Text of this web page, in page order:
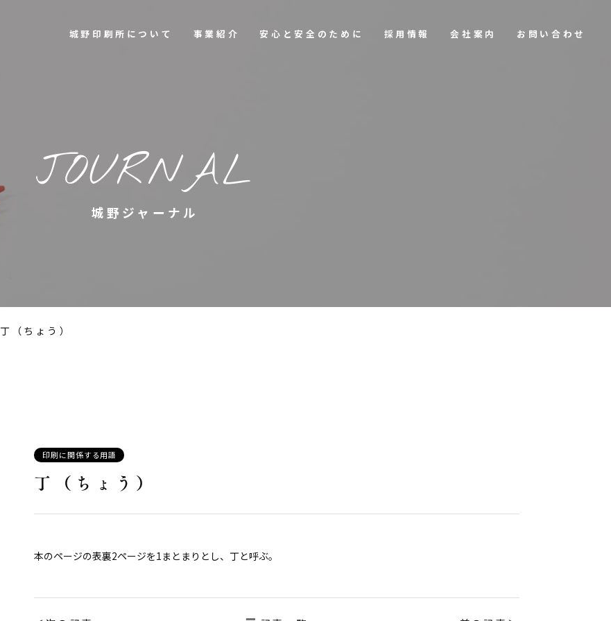
城野印刷所について 事業紹介 安心と安全のために 採用情報 会社案内 お問い合わせ
城野ジャーナル
丁（ちょう）
カ
ゴ
印刷に関係する用語
丁（ちょう）
本のページの表裏2ページを1まとまりとし、丁と呼ぶ。
投